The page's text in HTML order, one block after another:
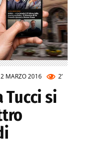
MARZO 2016 2’
Tucci si